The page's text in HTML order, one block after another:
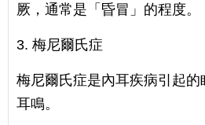
厥，通常是「昏冒」的程度。
3. 梅尼爾氏症
梅尼爾氏症是內耳疾病引起
耳鳴。